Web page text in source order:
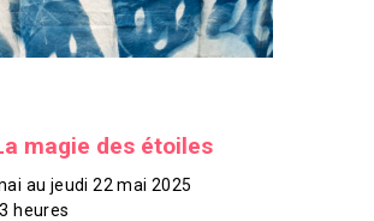
magie des étoiles
au jeudi 22 mai 2025
heures